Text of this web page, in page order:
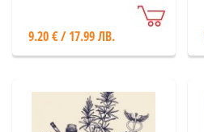
проблеми при
болни с
9.20 € / 17.99 ЛВ.